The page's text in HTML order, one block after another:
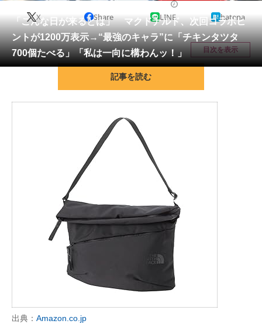
会員記事
メディア
注目記事を集めた総合ページ
スマホと通信の最新トレンド
進化するPCとデバイスの未来
好きが集まる 比べて選べる
ビジネスと働き方のヒント
AI活用のいまが分かる
企業ITのトレンドを詳説
経営リーダーのコミュニティ
ITエンジニア向け専門サイト
「こんな日が来るとは」 マクドナルド、次回コラボヒ
ントが1200万表示→“最強のキャラ”に「チキンタツタ
700個たべる」「私は一向に構わんッ！」
X Share LINE hatena
目次を表示
記事を読む
出典： Amazon.co.jp